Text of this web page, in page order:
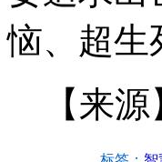
恼、超生
【来源